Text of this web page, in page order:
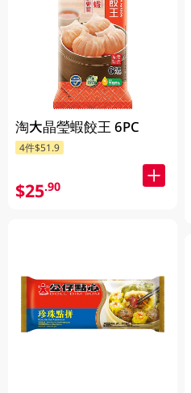
淘大晶瑩蝦餃王 6PC
4件$51.9
$25.90